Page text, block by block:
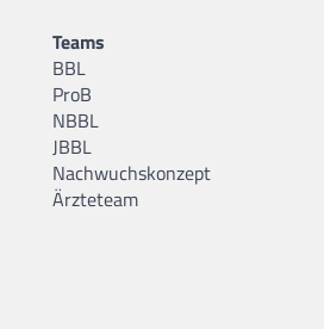
Teams
BBL
ProB
NBBL
JBBL
Nachwuchskonzept
Ärzteteam